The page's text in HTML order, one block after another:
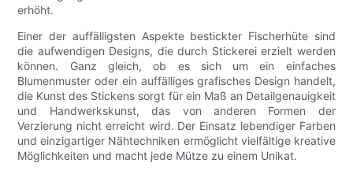
erhöht.
Einer der auffälligsten Aspekte bestickter Fischerhüte sind
die aufwendigen Designs, die durch Stickerei erzielt werden
können. Ganz gleich, ob es sich um ein einfaches
Blumenmuster oder ein auffälliges grafisches Design handelt,
die Kunst des Stickens sorgt für ein Maß an Detailgenauigkeit
und Handwerkskunst, das von anderen Formen der
Verzierung nicht erreicht wird. Der Einsatz lebendiger Farben
und einzigartiger Nähtechniken ermöglicht vielfältige kreative
Möglichkeiten und macht jede Mütze zu einem Unikat.